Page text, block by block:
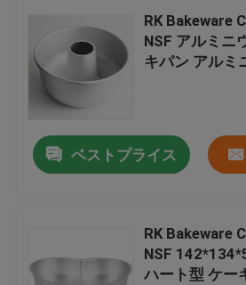
RK Bakeware
NSF アルミニ
キパン アルミ
ベストプライス
RK Bakeware
NSF
ハート型 ケー